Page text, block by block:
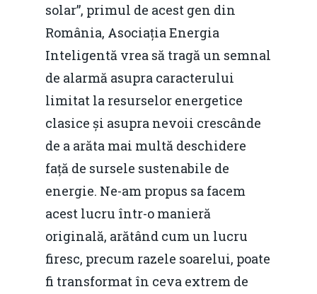
solar”, primul de acest gen din
România, Asociația Energia
Inteligentă vrea să tragă un semnal
de alarmă asupra caracterului
limitat la resurselor energetice
clasice și asupra nevoii crescânde
de a arăta mai multă deschidere
față de sursele sustenabile de
energie. Ne-am propus sa facem
acest lucru într-o manieră
originală, arătând cum un lucru
firesc, precum razele soarelui, poate
fi transformat în ceva extrem de